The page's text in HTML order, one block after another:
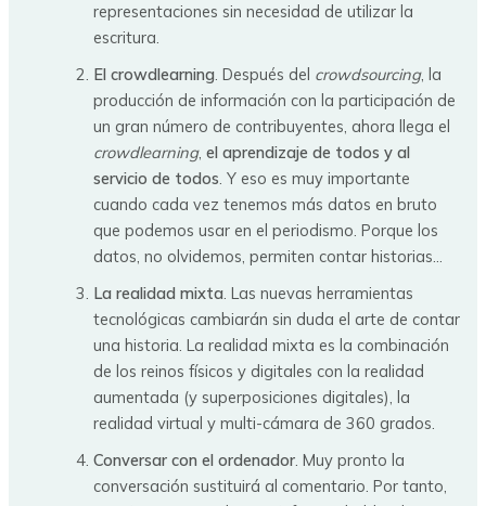
representaciones sin necesidad de utilizar la
escritura.
El crowdlearning. Después del crowdsourcing, la
producción de información con la participación de
un gran número de contribuyentes, ahora llega el
crowdlearning,el aprendizaje de todos y al
servicio de todos. Y eso es muy importante
cuando cada vez tenemos más datos en bruto
que podemos usar en el periodismo. Porque los
datos, no olvidemos, permiten contar historias…
La realidad mixta. Las nuevas herramientas
tecnológicas cambiarán sin duda el arte de contar
una historia. La realidad mixta es la combinación
de los reinos físicos y digitales con la realidad
aumentada (y superposiciones digitales), la
realidad virtual y multi-cámara de 360 grados.
Conversar con el ordenador. Muy pronto la
conversación sustituirá al comentario. Por tanto,